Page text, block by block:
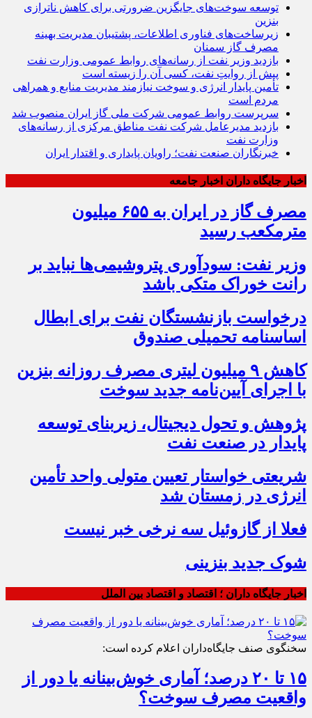
توسعه سوخت‌های جایگزین ضرورتی برای کاهش ناترازی
بنزین
زیرساخت‌های فناوری اطلاعات، پشتیبان مدیریت بهینه
مصرف گاز سمنان
بازدید وزیر نفت از رسانه‌های روابط عمومی وزارت نفت
پیش از روایتِ نفت، کسی آن را زیسته است
تأمین پایدار انرژی و سوخت نیازمند مدیریت منابع و همراهی
مردم است
سرپرست روابط عمومی شرکت ملی گاز ایران منصوب شد
بازدید مدیرعامل شرکت نفت مناطق مرکزی از رسانه‌های
وزارت نفت
خبرنگاران صنعت نفت؛ راویان پایداری و اقتدار ایران
اخبار جایگاه داران اخبار جامعه
مصرف گاز در ایران به ۶۵۵ میلیون
مترمکعب رسید
وزیر نفت: سودآوری پتروشیمی‌ها نباید بر
رانت خوراک متکی باشد
درخواست بازنشستگان نفت برای ابطال
اساسنامه تحمیلی صندوق
کاهش ۹ میلیون لیتری مصرف روزانه بنزین
با اجرای آیین‌نامه جدید سوخت
پژوهش و تحول دیجیتال، زیربنای توسعه
پایدار در صنعت نفت
شریعتی خواستار تعیین متولی واحد تأمین
انرژی در زمستان شد
فعلا از گازوئیل سه نرخی خبر نیست
شوک جدید بنزینی
اخبار جایگاه داران ؛ اقتصاد و اقتصاد بین الملل
سخنگوی صنف جایگاه‌داران اعلام کرده است:
۱۵ تا ۲۰ درصد؛ آماری خوش‌بینانه یا دور از
واقعیت مصرف سوخت؟